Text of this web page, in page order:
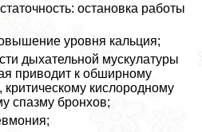
остановка работы
уровня кальция;
дыхательной мускулатуры
приводит к обширному
критическому кислородному
спазму бронхов;